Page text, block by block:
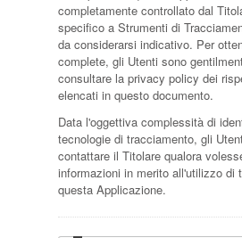
completamente controllato dal
specifico a Strumenti di
da considerarsi indicativo. Per
complete, gli Utenti sono
consultare la privacy policy dei
elencati in questo documento.
Data l'oggettiva complessità di
tecnologie di tracciamento, gli
contattare il Titolare qualora
informazioni in merito all'utilizzo di
questa Applicazione.